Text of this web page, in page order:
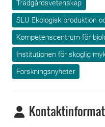
Trädgårdsvetenskap
SLU Ekologisk produktion
Kompetenscentrum för
Institutionen för skoglig
Forskningsnyheter